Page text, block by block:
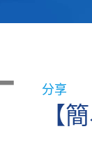
分享
【